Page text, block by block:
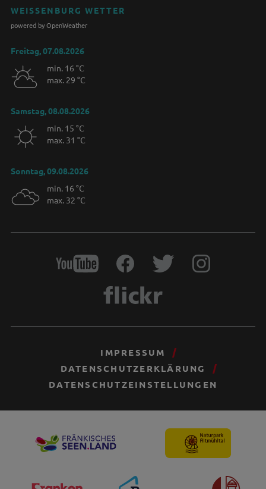
WEISSENBURG WETTER
powered by OpenWeather
Freitag, 07.08.2026
min. 16 °C
max. 29 °C
Samstag, 08.08.2026
min. 15 °C
max. 31 °C
Sonntag, 09.08.2026
min. 16 °C
max. 32 °C
IMPRESSUM
DATENSCHUTZERKLÄRUNG
DATENSCHUTZEINSTELLUNGEN